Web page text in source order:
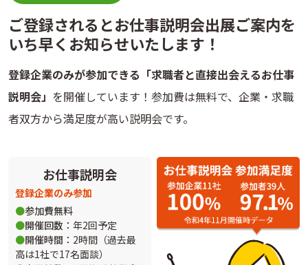
ご登録されるとお仕事説明会出展ご案内を
いち早くお知らせいたします！
登録企業のみが参加できる「求職者と直接出会えるお仕事
説明会」 を開催しています！参加費は無料で、企業・求職
者双方から満足度が高い説明会です。
お仕事説明会
登録企業のみ参加
参加費無料
開催回数： 年2回予定
開催時間： 2時間（過去最
高は1社で17名面談）